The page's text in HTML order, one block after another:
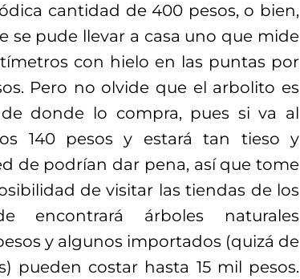
cantidad de 400 pesos, o bien,
se pude llevar a casa uno que mide
con hielo en las puntas por
Pero no olvide que el arbolito es
donde lo compra, pues si va al
140 pesos y estará tan tieso y
de podrían dar pena, así que tome
de visitar las tiendas de los
encontrará árboles naturales
y algunos importados (quizá de
pueden costar hasta 15 mil pesos.